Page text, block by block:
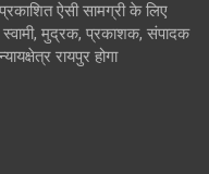
ऐसी सामग्री के लिए
स्वामी, मुद्रक, प्रकाशक, संपादक
रायपुर होगा